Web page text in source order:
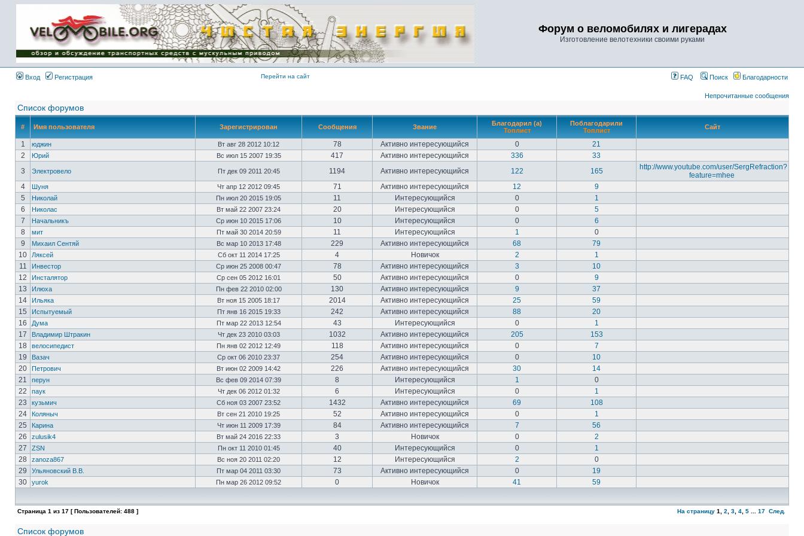
Имя пользователя:
Пароль:
{ LOG_ME_IN_SHORT
}
Форум о веломобилях и лигерадах
Изготовление велотехники своими руками
Вход Регистрация Перейти на сайт FAQ Поиск Благодарности
Непрочитанные сообщения
Список форумов
# Имя пользователя Зарегистрирован Сообщения Звание
Благодарил (а)
Топлист
Поблагодарили
Топлист
Сайт
1 юджин Вт авг 28 2012 10:12 78 Активно интересующийся 0
21
2
Юрий Вс июл 15 2007 19:35 417 Активно интересующийся 336
33
3
Электровело Пт дек 09 2011 20:45 1194 Активно интересующийся 122 165
http://www.youtube.com/user/SergRefraction?
feature=mhee
4
Шуня Чт апр 12 2012 09:45 71 Активно интересующийся 12
9
5
Николай Пн июл 20 2015 19:05 11 Интересующийся 0
1
6
Николас Вт май 22 2007 23:24 20 Интересующийся 0
5
7
Начальникъ Ср июн 10 2015 17:06 10 Интересующийся 0
6
8
мит Пт май 30 2014 20:59 11 Интересующийся 1
0
9
Михаил Сентяй Вс мар 10 2013 17:48 229 Активно интересующийся 68
79
10
Ляксей Сб окт 11 2014 17:25 4 Новичок 2
1
11
Инвестор Ср июн 25 2008 00:47 78 Активно интересующийся 3
10
12
Инсталятор Ср сен 05 2012 16:01 50 Активно интересующийся 0
9
13
Илюха Пн фев 22 2010 02:00 130 Активно интересующийся 9
37
14
Ильяка Вт ноя 15 2005 18:17 2014 Активно интересующийся 25
59
15
Испытуемый Пт янв 16 2015 19:33 242 Активно интересующийся 88
20
16
Дума Пт мар 22 2013 12:54 43 Интересующийся 0
1
17
Владимир Штракин Чт дек 23 2010 03:03 1032 Активно интересующийся 205
153
18
велосипедист Пн янв 02 2012 12:49 118 Активно интересующийся 0
7
19
Вазач Ср окт 06 2010 23:37 254 Активно интересующийся 0
10
20
Петрович Вт июн 02 2009 14:42 226 Активно интересующийся 30
14
21
перун Вс фев 09 2014 07:39 8 Интересующийся 1
0
22
паук Чт дек 06 2012 01:32 6 Интересующийся 0
1
23
кузьмич Сб ноя 03 2007 23:52 1432 Активно интересующийся 69
108
24
Коляныч Вт сен 21 2010 19:25 52 Активно интересующийся 0
1
25
Карина Чт июн 11 2009 17:39 84 Активно интересующийся 7
56
26
zulusik4 Вт май 24 2016 22:33 3 Новичок 0
2
27
ZSN Пн окт 11 2010 01:45 40 Интересующийся 0
1
28
zanoza867 Вс ноя 20 2011 02:20 12 Интересующийся 2
0
29
Ульяновский В.В. Пт мар 04 2011 03:30 73 Активно интересующийся 0
19
30
yurok Пн мар 26 2012 09:52 0 Новичок 41 59
Страница 1 из 17 [ Пользователей: 488 ] На страницу 1 2 3 4 5 17 След.
Список форумов